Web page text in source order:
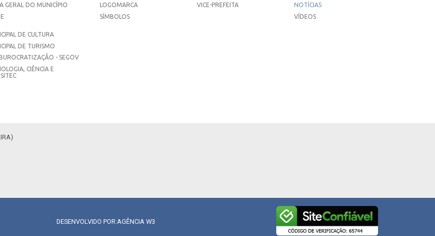
GERAL DO MUNICÍPIO
DE CULTURA
DE TURISMO
- SEGOV
CIÊNCIA E
LOGOMARCA
SÍMBOLOS
VICE-PREFEITA
NOTÍCIAS
VÍDEOS
DESENVOLVIDO POR:AGÊNCIA W3